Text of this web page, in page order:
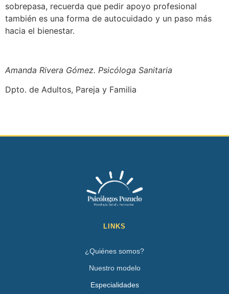
sobrepasa, recuerda que pedir apoyo profesional
también es una forma de autocuidado y un paso más
hacia el bienestar.
Amanda Rivera Gómez. Psicóloga Sanitaria
Dpto. de Adultos, Pareja y Familia
LINKS
¿Quiénes somos?
Nuestro modelo
Especialidades